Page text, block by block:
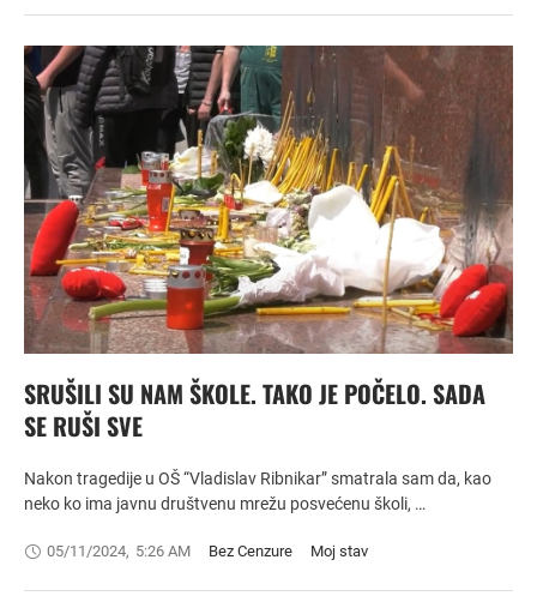
SRUŠILI SU NAM ŠKOLE. TAKO JE POČELO. SADA
SE RUŠI SVE
Nakon tragedije u OŠ “Vladislav Ribnikar” smatrala sam da, kao
neko ko ima javnu društvenu mrežu posvećenu školi, …
05/11/2024, 5:26 AM Bez Cenzure Moj stav